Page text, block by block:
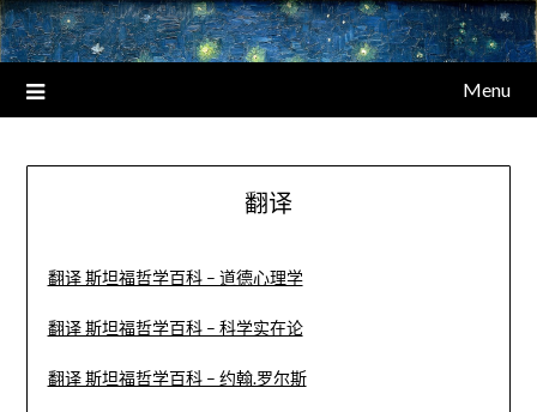
Menu
翻译
翻译 斯坦福哲学百科 – 道德心理学
翻译 斯坦福哲学百科 – 科学实在论
翻译 斯坦福哲学百科 – 约翰.罗尔斯